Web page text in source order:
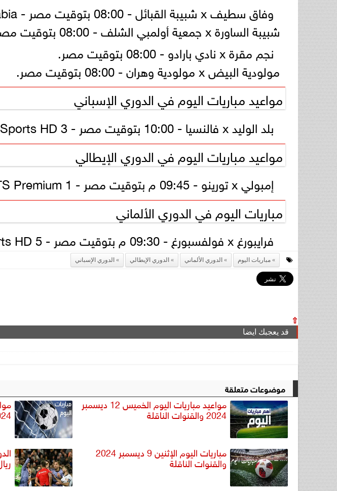
وفاق سطيف x شبيبة القبائل - 08:00 بتوقيت مصر - Tv6.chababia.
شبيبة الساورة x جمعية أولمبي الشلف - 08:00 بتوقيت مصر.
نجم مقرة x نادي بارادو - 08:00 بتوقيت مصر.
مولودية البيض x مولودية وهران - 08:00 بتوقيت مصر.
مواعيد مباريات اليوم في الدوري الإسباني
بلد الوليد x فالنسيا - 10:00 بتوقيت مصر - beIN Sports HD 3.
مواعيد مباريات اليوم في الدوري الإيطالي
إمبولي x تورينو - 09:45 م بتوقيت مصر - AD SPORTS Premium 1.
مباريات اليوم في الدوري الألماني
فرايبورغ x فولفسبورغ - 09:30 م بتوقيت مصر - beIN Sports HD 5.
مباريات اليوم الدوري الألماني الدوري الإيطالي الدوري الإسباني
⇧
قد يعجبك ايضا
موضوعات متعلقة
مواعيد مباريات اليوم الخميس 12 ديسمبر
2024 والقنوات الناقلة 2024
مباريات اليوم الإثنين 9 ديسمبر 2024
والقنوات الناقلة